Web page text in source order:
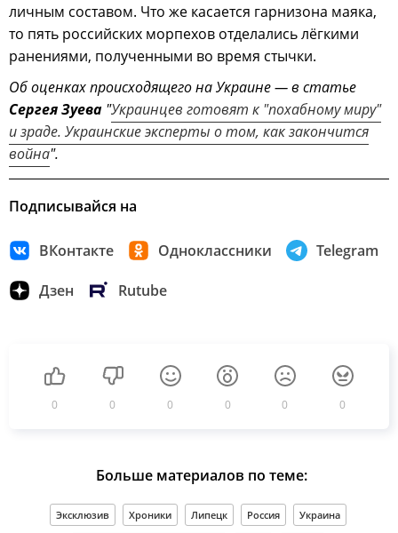
личным составом. Что же касается гарнизона маяка,
то пять российских морпехов отделались лёгкими
ранениями, полученными во время стычки.
Об оценках происходящего на Украине — в статье
Сергея Зуева "Украинцев готовят к "похабному миру"
и зраде. Украинские эксперты о том, как закончится
война".
Подписывайся на
ВКонтакте Одноклассники Telegram
Дзен Rutube
0 0 0 0 0 0
Больше материалов по теме:
Эксклюзив Хроники Липецк Россия Украина